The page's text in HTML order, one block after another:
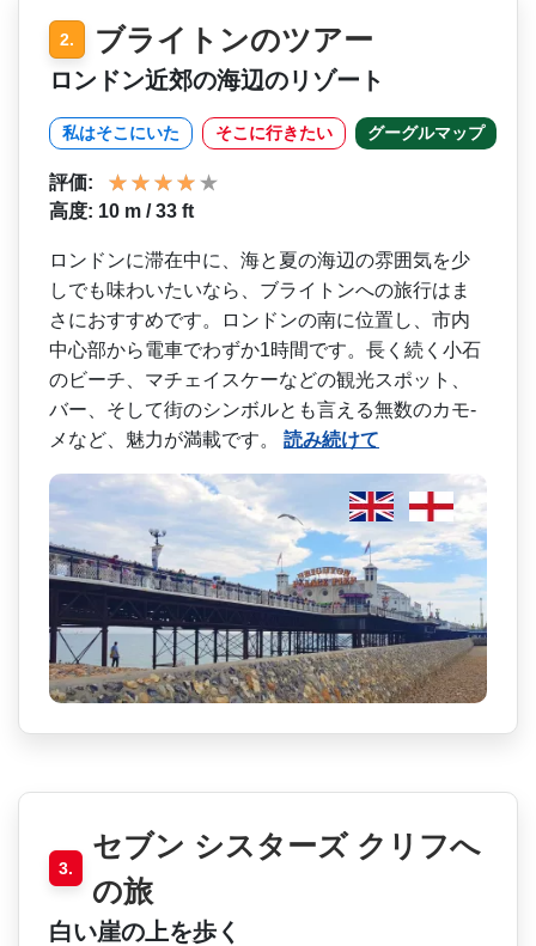
2. ブライトンのツアー
ロンドン近郊の海辺のリゾート
私はそこにいた そこに行きたい グーグルマップ
評価:
高度: 10 m / 33 ft
ロンドンに滞在中に、海と夏­の海辺の雰囲気を少
しでも味わいたいなら、ブライト­ンへの旅行はま
さにおすすめです。ロンドンの南に位­置し、市内
中心部から電車でわずか1時間です。長く­続く小石
のビーチ、マチェイスケーなどの観光スポッ­ト、
バー、そして街のシンボルとも言える無数のカモ­
メなど、魅力が満載です。 読み続けて
3.
セブン シスターズ クリフへ
の旅
白い崖の上を歩く